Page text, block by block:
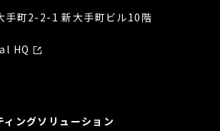
手町2-2-1 新大手町ビル10階
HQ
ィングソリューション